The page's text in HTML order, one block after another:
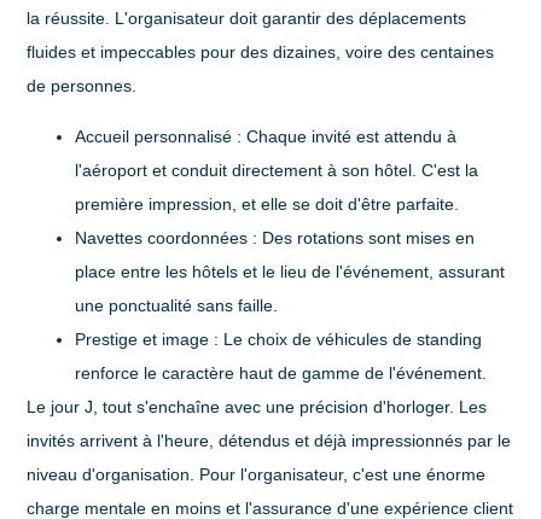
la réussite. L'organisateur doit garantir des déplacements
fluides et impeccables pour des dizaines, voire des centaines
de personnes.
Accueil personnalisé : Chaque invité est attendu à
l'aéroport et conduit directement à son hôtel. C'est la
première impression, et elle se doit d'être parfaite.
Navettes coordonnées : Des rotations sont mises en
place entre les hôtels et le lieu de l'événement, assurant
une ponctualité sans faille.
Prestige et image : Le choix de véhicules de standing
renforce le caractère haut de gamme de l'événement.
Le jour J, tout s'enchaîne avec une précision d'horloger. Les
invités arrivent à l'heure, détendus et déjà impressionnés par le
niveau d'organisation. Pour l'organisateur, c'est une énorme
charge mentale en moins et l'assurance d'une expérience client